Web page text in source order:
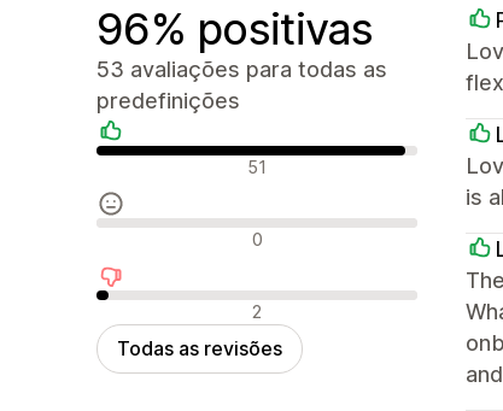
96% positivas
53 avaliações para todas as
predefinições
Avaliações positivas
51
Avaliações neutras
0
Avaliações negativas
2
Todas as revisões
is